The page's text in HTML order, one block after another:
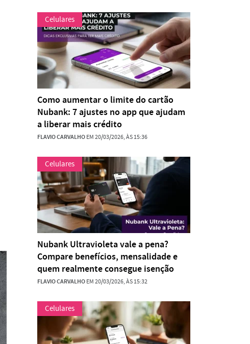
Celulares
Como aumentar o limite do cartão
Nubank: 7 ajustes no app que ajudam
a liberar mais crédito
FLAVIO CARVALHOEM 20/03/2026, ÀS 15:36
Celulares
Nubank Ultravioleta vale a pena?
Compare benefícios, mensalidade e
quem realmente consegue isenção
FLAVIO CARVALHOEM 20/03/2026, ÀS 15:32
Celulares